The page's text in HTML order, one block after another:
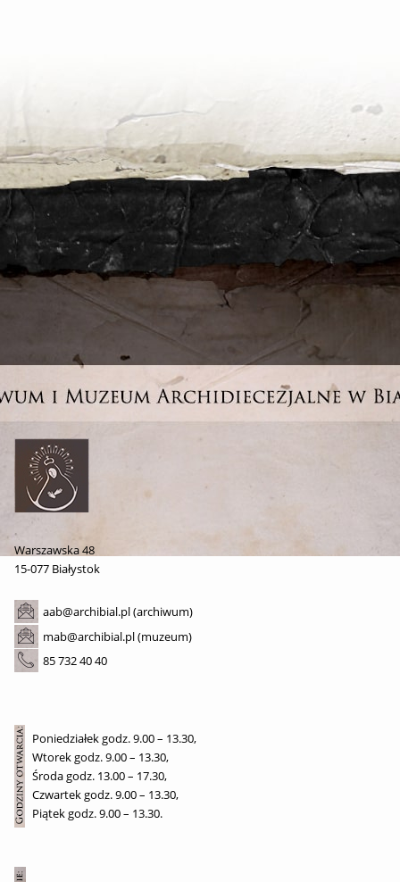
Warszawska 48
15-077 Białystok
aab@archibial.pl (archiwum)
mab@archibial.pl (muzeum)
85 732 40 40
Poniedziałek godz. 9.00 – 13.30,
Wtorek godz. 9.00 – 13.30,
Środa godz. 13.00 – 17.30,
Czwartek godz. 9.00 – 13.30,
Piątek godz. 9.00 – 13.30.